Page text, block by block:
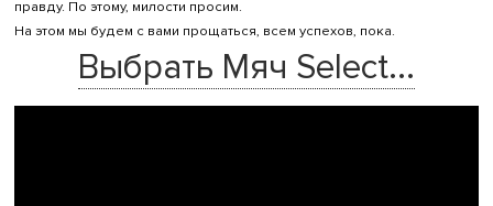
правду. По этому, милости просим.
На этом мы будем с вами прощаться, всем успехов, пока.
Выбрать Мяч Select...